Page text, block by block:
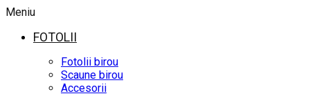
Meniu
FOTOLII
Fotolii birou
Scaune birou
Accesorii